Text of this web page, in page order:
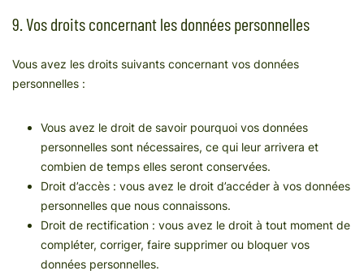
9. Vos droits concernant les données personnelles
Vous avez les droits suivants concernant vos données
personnelles :
Vous avez le droit de savoir pourquoi vos données
personnelles sont nécessaires, ce qui leur arrivera et
combien de temps elles seront conservées.
Droit d’accès : vous avez le droit d’accéder à vos données
personnelles que nous connaissons.
Droit de rectification : vous avez le droit à tout moment de
compléter, corriger, faire supprimer ou bloquer vos
données personnelles.